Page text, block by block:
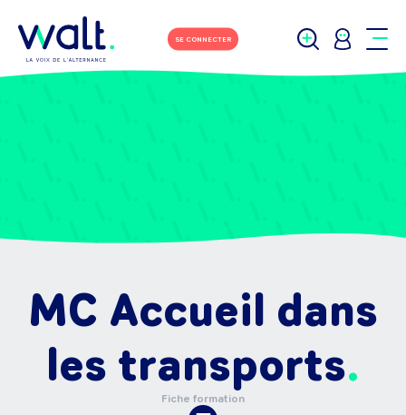
SE CONNECTER
MC Accueil dans
les transports
Fiche formation